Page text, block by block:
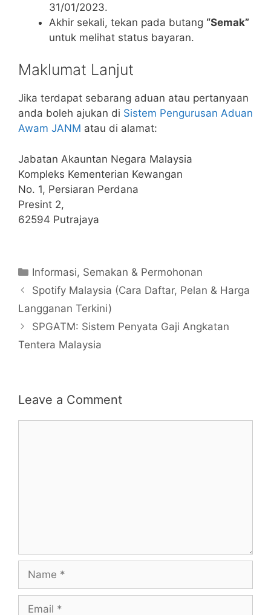
31/01/2023.
Akhir sekali, tekan pada butang “Semak”
untuk melihat status bayaran.
Maklumat Lanjut
Jika terdapat sebarang aduan atau pertanyaan
anda boleh ajukan di Sistem Pengurusan Aduan
Awam JANM atau di alamat:
Jabatan Akauntan Negara Malaysia
Kompleks Kementerian Kewangan
No. 1, Persiaran Perdana
Presint 2,
62594 Putrajaya
Categories
Informasi, Semakan & Permohonan
Spotify Malaysia (Cara Daftar, Pelan & Harga
Langganan Terkini)
SPGATM: Sistem Penyata Gaji Angkatan
Tentera Malaysia
Leave a Comment
Name
Email